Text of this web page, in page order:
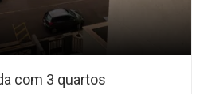
com 3 quartos